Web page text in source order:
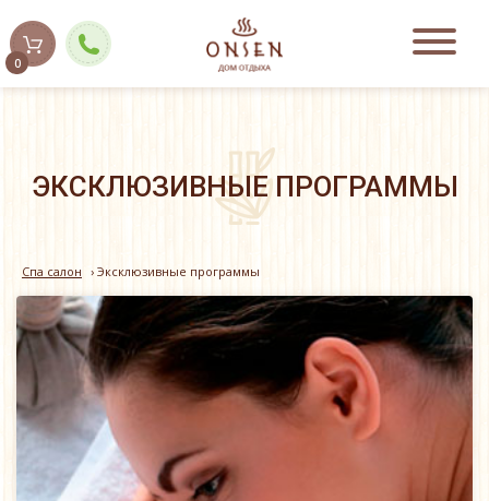
0
ЭКСКЛЮЗИВНЫЕ ПРОГРАММЫ
Спа салон › Эксклюзивные программы